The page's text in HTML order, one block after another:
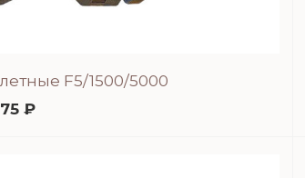
F5/1500/5000
₽